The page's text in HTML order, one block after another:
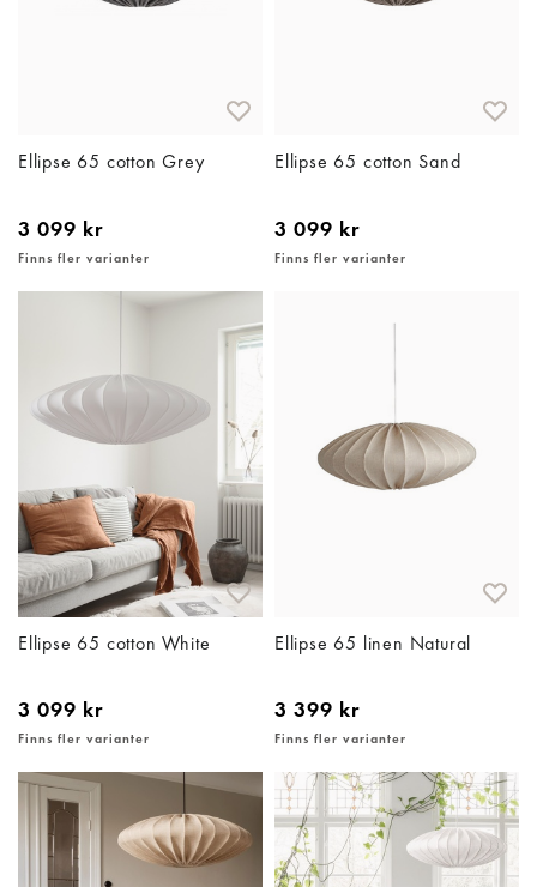
Ellipse 65 cotton Grey
3 099 kr
Finns fler varianter
Ellipse 65 cotton Sand
3 099 kr
Finns fler varianter
Ellipse 65 cotton White
3 099 kr
Finns fler varianter
Ellipse 65 linen Natural
3 399 kr
Finns fler varianter